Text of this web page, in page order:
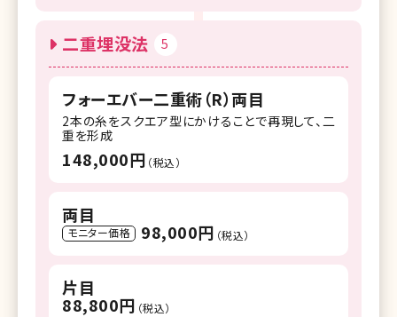
二重埋没法 5
フォーエバー二重術（R）両目
2本の糸をスクエア型にかけることで再現して、二
重を形成
148,000円 （税込）
両目
モニター価格 98,000円 （税込）
片目
88,800円 （税込）